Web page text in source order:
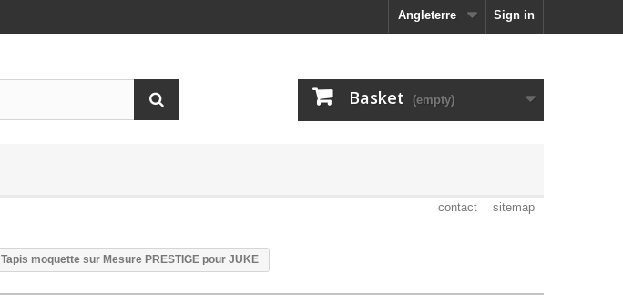
Sign in
Angleterre
Basket (empty)
contact sitemap
Tapis moquette sur Mesure PRESTIGE pour JUKE